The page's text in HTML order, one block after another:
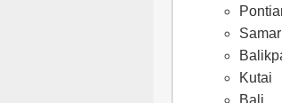
Kutai
Bali